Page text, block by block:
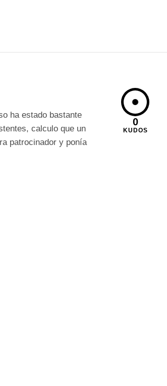
ha estado bastante
calculo que un
patrocinador y ponía
0
KUDOS